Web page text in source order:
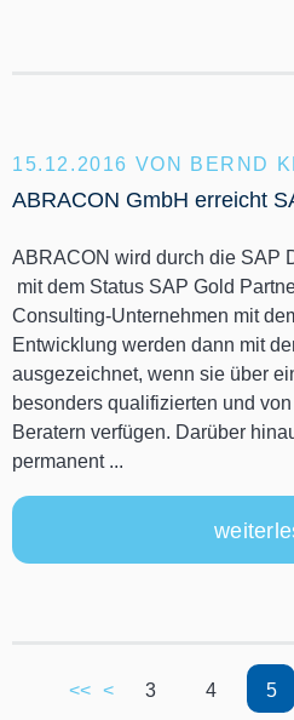
15.12.2016 VON BERND
ABRACON GmbH erreicht
ABRACON wird durch die SAP
mit dem Status SAP Gold
Consulting-Unternehmen mit
Entwicklung werden dann mit
ausgezeichnet, wenn sie über
besonders qualifizierten und
Beratern verfügen. Darüber
permanent ...
<< < 3 4 5